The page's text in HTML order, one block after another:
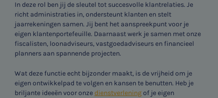
In deze rol ben jij de sleutel tot succesvolle klantrelaties. Je
richt administraties in, ondersteunt klanten en stelt
jaarrekeningen samen. Jij bent het aanspreekpunt voor je
eigen klantenportefeuille. Daarnaast werk je samen met onze
fiscalisten, loonadviseurs, vastgoedadviseurs en financieel
planners aan spannende projecten.
Wat deze functie echt bijzonder maakt, is de vrijheid om je
eigen ontwikkelpad te volgen en kansen te benutten. Heb je
briljante ideeën voor onze dienstverleningof je eigen